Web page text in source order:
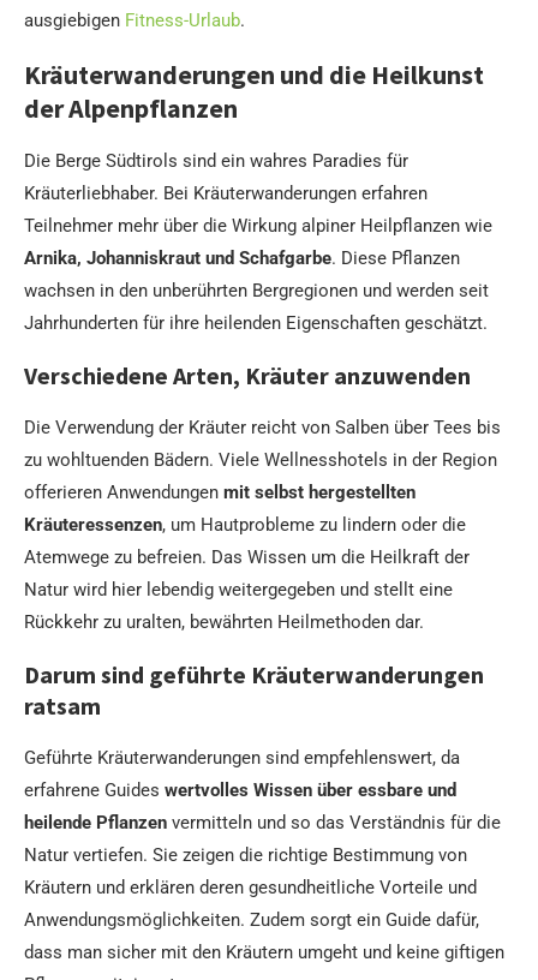
ausgiebigen Fitness-Urlaub.
Kräuterwanderungen und die Heilkunst
der Alpenpflanzen
Die Berge Südtirols sind ein wahres Paradies für
Kräuterliebhaber. Bei Kräuterwanderungen erfahren
Teilnehmer mehr über die Wirkung alpiner Heilpflanzen wie
Arnika, Johanniskraut und Schafgarbe. Diese Pflanzen
wachsen in den unberührten Bergregionen und werden seit
Jahrhunderten für ihre heilenden Eigenschaften geschätzt.
Verschiedene Arten, Kräuter anzuwenden
Die Verwendung der Kräuter reicht von Salben über Tees bis
zu wohltuenden Bädern. Viele Wellnesshotels in der Region
offerieren Anwendungen mit selbst hergestellten
Kräuteressenzen, um Hautprobleme zu lindern oder die
Atemwege zu befreien. Das Wissen um die Heilkraft der
Natur wird hier lebendig weitergegeben und stellt eine
Rückkehr zu uralten, bewährten Heilmethoden dar.
Darum sind geführte Kräuterwanderungen
ratsam
Geführte Kräuterwanderungen sind empfehlenswert, da
erfahrene Guides wertvolles Wissen über essbare und
heilende Pflanzen vermitteln und so das Verständnis für die
Natur vertiefen. Sie zeigen die richtige Bestimmung von
Kräutern und erklären deren gesundheitliche Vorteile und
Anwendungsmöglichkeiten. Zudem sorgt ein Guide dafür,
dass man sicher mit den Kräutern umgeht und keine giftigen